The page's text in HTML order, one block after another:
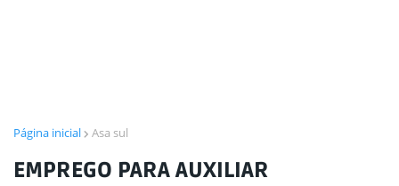
Página inicial Asa sul
EMPREGO PARA AUXILIAR